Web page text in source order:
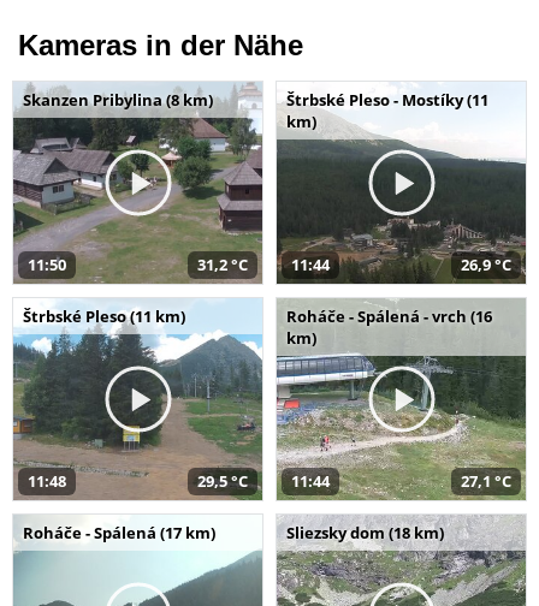
Kameras in der Nähe
Skanzen Pribylina (8 km)
11:50 31,2 °C
Štrbské Pleso - Mostíky (11
km)
11:44 26,9 °C
Štrbské Pleso (11 km)
11:48 29,5 °C
Roháče - Spálená - vrch (16
km)
11:44 27,1 °C
Roháče - Spálená (17 km) Sliezsky dom (18 km)